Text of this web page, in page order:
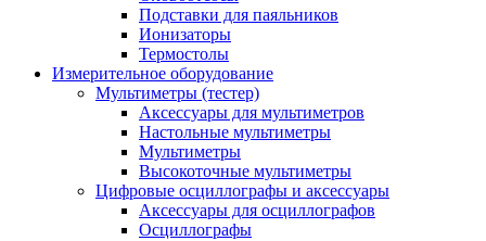
Подставки для паяльников
Ионизаторы
Термостолы
Измерительное оборудование
Мультиметры (тестер)
Аксессуары для мультиметров
Настольные мультиметры
Мультиметры
Высокоточные мультиметры
Цифровые осциллографы и аксессуары
Аксессуары для осциллографов
Осциллографы